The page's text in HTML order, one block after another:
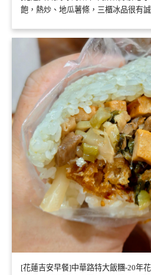
飽，熱炒、地瓜薯條，三櫃冰品很有
[花蓮吉安早餐]中華路特大飯糰-20年